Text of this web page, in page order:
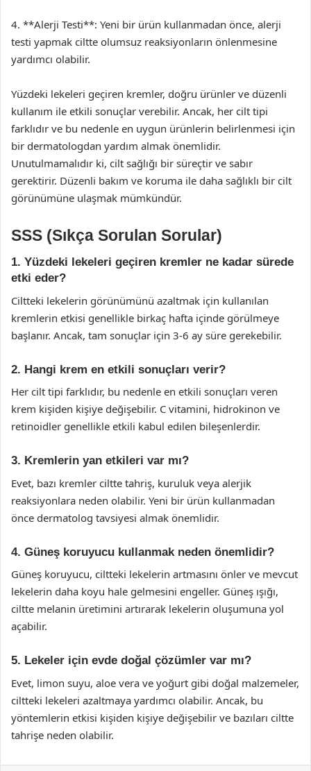
4. **Alerji Testi**: Yeni bir ürün kullanmadan önce, alerji
testi yapmak ciltte olumsuz reaksiyonların önlenmesine
yardımcı olabilir.
Yüzdeki lekeleri geçiren kremler, doğru ürünler ve düzenli
kullanım ile etkili sonuçlar verebilir. Ancak, her cilt tipi
farklıdır ve bu nedenle en uygun ürünlerin belirlenmesi için
bir dermatologdan yardım almak önemlidir.
Unutulmamalıdır ki, cilt sağlığı bir süreçtir ve sabır
gerektirir. Düzenli bakım ve koruma ile daha sağlıklı bir cilt
görünümüne ulaşmak mümkündür.
SSS (Sıkça Sorulan Sorular)
1. Yüzdeki lekeleri geçiren kremler ne kadar sürede
etki eder?
Ciltteki lekelerin görünümünü azaltmak için kullanılan
kremlerin etkisi genellikle birkaç hafta içinde görülmeye
başlanır. Ancak, tam sonuçlar için 3-6 ay süre gerekebilir.
2. Hangi krem en etkili sonuçları verir?
Her cilt tipi farklıdır, bu nedenle en etkili sonuçları veren
krem kişiden kişiye değişebilir. C vitamini, hidrokinon ve
retinoidler genellikle etkili kabul edilen bileşenlerdir.
3. Kremlerin yan etkileri var mı?
Evet, bazı kremler ciltte tahriş, kuruluk veya alerjik
reaksiyonlara neden olabilir. Yeni bir ürün kullanmadan
önce dermatolog tavsiyesi almak önemlidir.
4. Güneş koruyucu kullanmak neden önemlidir?
Güneş koruyucu, ciltteki lekelerin artmasını önler ve mevcut
lekelerin daha koyu hale gelmesini engeller. Güneş ışığı,
ciltte melanin üretimini artırarak lekelerin oluşumuna yol
açabilir.
5. Lekeler için evde doğal çözümler var mı?
Evet, limon suyu, aloe vera ve yoğurt gibi doğal malzemeler,
ciltteki lekeleri azaltmaya yardımcı olabilir. Ancak, bu
yöntemlerin etkisi kişiden kişiye değişebilir ve bazıları ciltte
tahrişe neden olabilir.